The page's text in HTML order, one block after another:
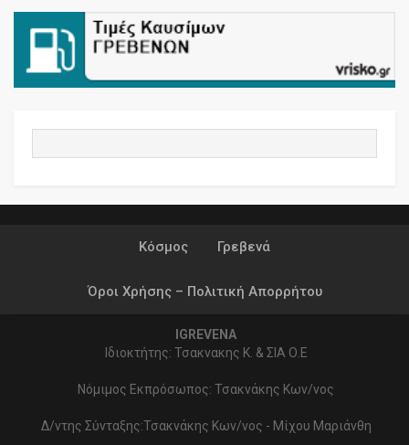
Κόσμος Γρεβενά
Όροι Χρήσης – Πολιτική Απορρήτου
IGREVENA
Ιδιοκτήτης: Τσακνακης Κ. & ΣΙΑ Ο.Ε
Νόμιμος Εκπρόσωπος: Τσακνάκης Κων/νος
Δ/ντης Σύνταξης:Τσακνάκης Κων/νος - Μίχου Μαριάνθη